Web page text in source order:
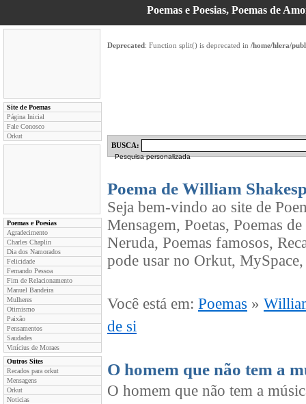
Poemas e Poesias, Poemas de
Site de Poemas
Página Inicial
Fale Conosco
Orkut
Poemas e Poesias
Agradecimento
Charles Chaplin
Dia dos Namorados
Felicidade
Fernando Pessoa
Fim de Relacionamento
Manuel Bandeira
Mulheres
Otimismo
Paixão
Pensamentos
Saudades
Vinícius de Moraes
Outros Sites
Recados para orkut
Mensagens
Orkut
Noticias
Deprecated: Function split() is deprecated in /home/hlera/
BUSCA:
Pesquisa personalizada
Poema de William
Seja bem-vindo ao site de
Mensagem, Poetas, Poemas
Neruda, Poemas famosos,
pode usar no Orkut,
Você está em: Poemas »
de si
O homem que não tem a
O homem que não tem a